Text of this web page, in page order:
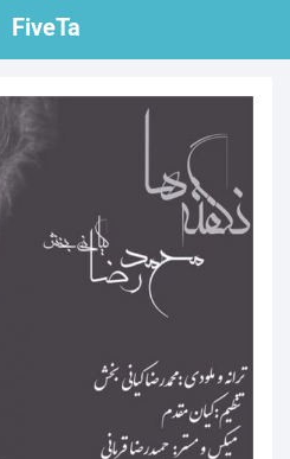
FiveTa